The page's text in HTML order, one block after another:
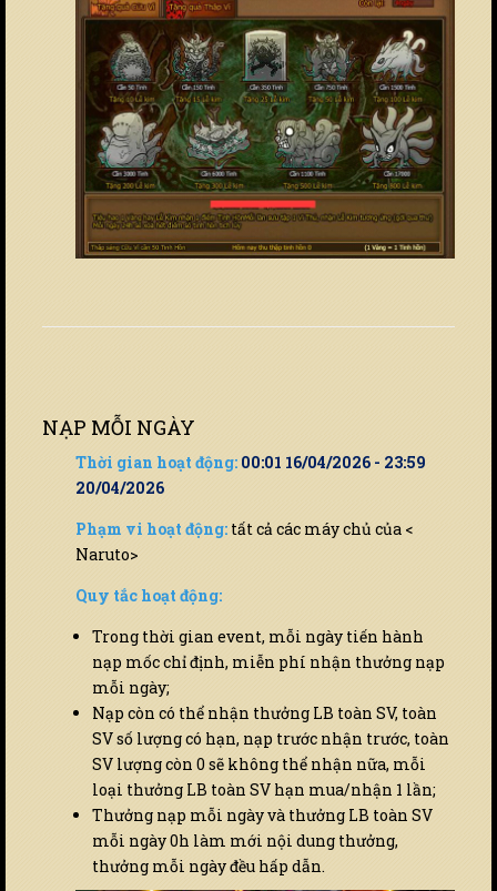
NẠP MỖI NGÀY
Thời gian hoạt động: 00:01 16/04/2026 - 23:59
20/04/2026
Phạm vi hoạt động: tất cả các máy chủ của <
Naruto>
Quy tắc hoạt động:
Trong thời gian event, mỗi ngày tiến hành
nạp mốc chỉ định, miễn phí nhận thưởng nạp
mỗi ngày;
Nạp còn có thể nhận thưởng LB toàn SV, toàn
SV số lượng có hạn, nạp trước nhận trước, toàn
SV lượng còn 0 sẽ không thể nhận nữa, mỗi
loại thưởng LB toàn SV hạn mua/nhận 1 lần;
Thưởng nạp mỗi ngày và thưởng LB toàn SV
mỗi ngày 0h làm mới nội dung thưởng,
thưởng mỗi ngày đều hấp dẫn.